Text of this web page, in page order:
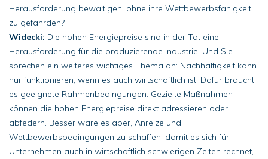
Herausforderung bewältigen, ohne ihre Wettbewerbsfähigkeit
zu gefährden?
Widecki: Die hohen Energiepreise sind in der Tat eine
Herausforderung für die produzierende Industrie. Und Sie
sprechen ein weiteres wichtiges Thema an: Nachhaltigkeit kann
nur funktionieren, wenn es auch wirtschaftlich ist. Dafür braucht
es geeignete Rahmenbedingungen. Gezielte Maßnahmen
können die hohen Energiepreise direkt adressieren oder
abfedern. Besser wäre es aber, Anreize und
Wettbewerbsbedingungen zu schaffen, damit es sich für
Unternehmen auch in wirtschaftlich schwierigen Zeiten rechnet,